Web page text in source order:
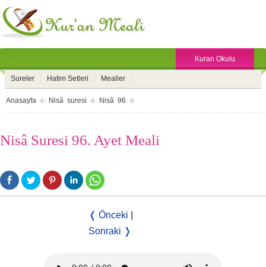
Kuran Okulu
Sureler Hatim Setleri Mealler
Anasayfa Nisâ suresi Nisâ 96
Nisâ Suresi 96. Ayet Meali
❬ Önceki
Sonraki ❭